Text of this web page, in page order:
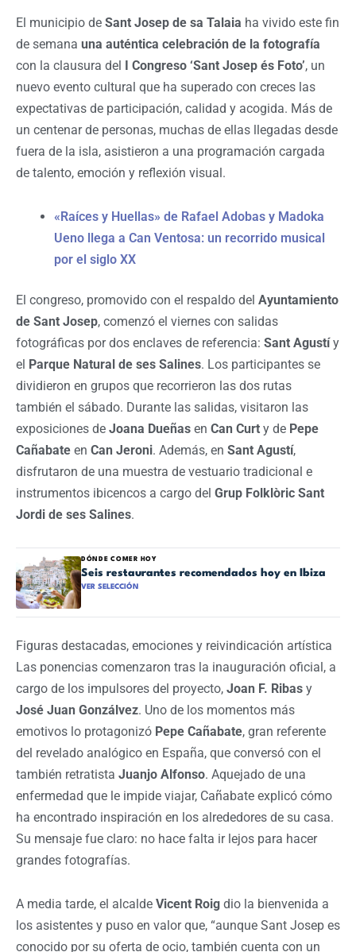
El municipio de Sant Josep de sa Talaia ha vivido este fin
de semana una auténtica celebración de la fotografía
con la clausura del I Congreso ‘Sant Josep és Foto’, un
nuevo evento cultural que ha superado con creces las
expectativas de participación, calidad y acogida. Más de
un centenar de personas, muchas de ellas llegadas desde
fuera de la isla, asistieron a una programación cargada
de talento, emoción y reflexión visual.
«Raíces y Huellas» de Rafael Adobas y Madoka
Ueno llega a Can Ventosa: un recorrido musical
por el siglo XX
El congreso, promovido con el respaldo del Ayuntamiento
de Sant Josep, comenzó el viernes con salidas
fotográficas por dos enclaves de referencia: Sant Agustíy
el Parque Natural de ses Salines. Los participantes se
dividieron en grupos que recorrieron las dos rutas
también el sábado. Durante las salidas, visitaron las
exposiciones de Joana Dueñas en Can Curt y de Pepe
Cañabate en Can Jeroni. Además, en Sant Agustí,
disfrutaron de una muestra de vestuario tradicional e
instrumentos ibicencos a cargo del Grup Folklòric Sant
Jordi de ses Salines.
DÓNDE COMER HOY
Seis restaurantes recomendados hoy en Ibiza
VER SELECCIÓN
Figuras destacadas, emociones y reivindicación artística
Las ponencias comenzaron tras la inauguración oficial, a
cargo de los impulsores del proyecto, Joan F. Ribas y
José Juan Gonzálvez. Uno de los momentos más
emotivos lo protagonizó Pepe Cañabate, gran referente
del revelado analógico en España, que conversó con el
también retratista Juanjo Alfonso. Aquejado de una
enfermedad que le impide viajar, Cañabate explicó cómo
ha encontrado inspiración en los alrededores de su casa.
Su mensaje fue claro: no hace falta ir lejos para hacer
grandes fotografías.
A media tarde, el alcalde Vicent Roig dio la bienvenida a
los asistentes y puso en valor que, “aunque Sant Josep es
conocido por su oferta de ocio, también cuenta con un